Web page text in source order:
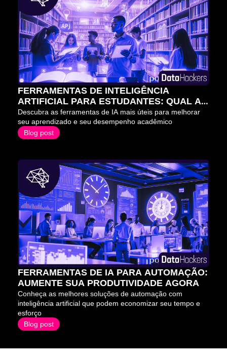
FERRAMENTAS DE INTELIGÊNCIA
ARTIFICIAL PARA ESTUDANTES: QUAL A
MELHOR ESCOLHA?
Descubra as ferramentas de IA mais úteis para melhorar
seu aprendizado e seu desempenho acadêmico
Blog post
FERRAMENTAS DE IA PARA AUTOMAÇÃO:
AUMENTE SUA PRODUTIVIDADE AGORA
Conheça as melhores soluções de automação com
inteligência artificial que podem economizar seu tempo e
esforço
Blog post